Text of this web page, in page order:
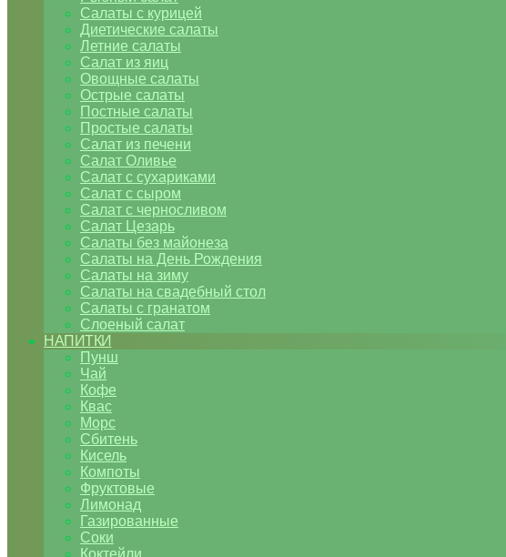
Салаты с курицей
Диетические салаты
Летние салаты
Салат из яиц
Овощные салаты
Острые салаты
Постные салаты
Простые салаты
Салат из печени
Салат Оливье
Салат с сухариками
Салат с сыром
Салат с черносливом
Салат Цезарь
Салаты без майонеза
Салаты на День Рождения
Салаты на зиму
Салаты на свадебный стол
Салаты с гранатом
Слоеный салат
НАПИТКИ
Пунш
Чай
Кофе
Квас
Морс
Сбитень
Кисель
Компоты
Фруктовые
Лимонад
Газированные
Соки
Коктейли